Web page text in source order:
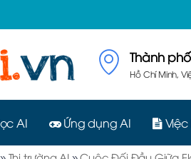
Thành
Hồ Chí Minh,
AI Ứng dụng AI Việc